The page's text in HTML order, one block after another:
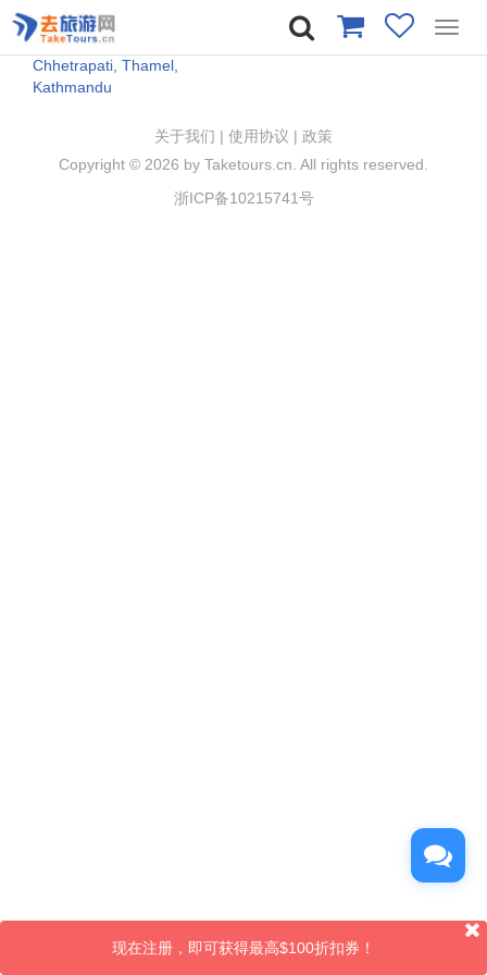
Chhetrapati, Thamel,
Kathmandu
关于我们 | 使用协议 | 政策
Copyright © 2026 by Taketours.cn. All rights reserved.
浙ICP备10215741号
现在注册，即可获得最高$100折扣券！